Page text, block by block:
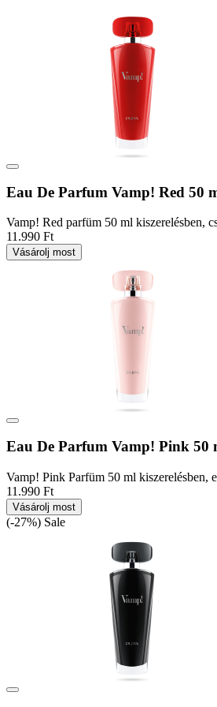
Eau De Parfum Vamp! Red 50
Vamp! Red parfüm 50 ml kiszerelésben,
11.990 Ft
Vásárolj most
Eau De Parfum Vamp! Pink 50
Vamp! Pink Parfüm 50 ml kiszerelésben,
11.990 Ft
Vásárolj most
(-27%) Sale